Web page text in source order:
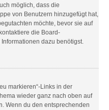
möglich, dass die
von Benutzern hinzugefügt hat,
möchte, bevor sie auf
die Board-
dazu benötigst.
markieren“-Links in der
wieder ganz nach oben auf
Wenn du den entsprechenden